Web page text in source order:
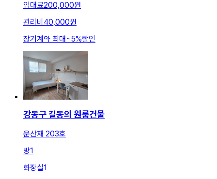
임대료200,000원
관리비 40,000원
장기계약 최대 ~5%할인
강동구 길동의 원룸건물
운산재 203호
방1
화장실1